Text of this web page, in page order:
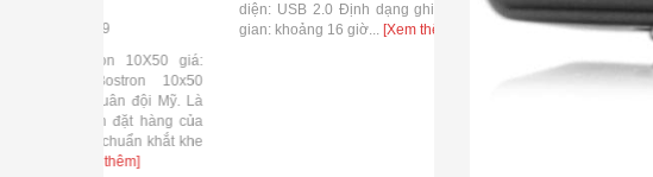
diện: USB 2.0 Định dạng ghi: WAV Ghi thời
gian: khoảng 16 giờ...[Xem thêm]